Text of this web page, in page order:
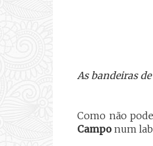
As bandeiras
Como não
Campo num